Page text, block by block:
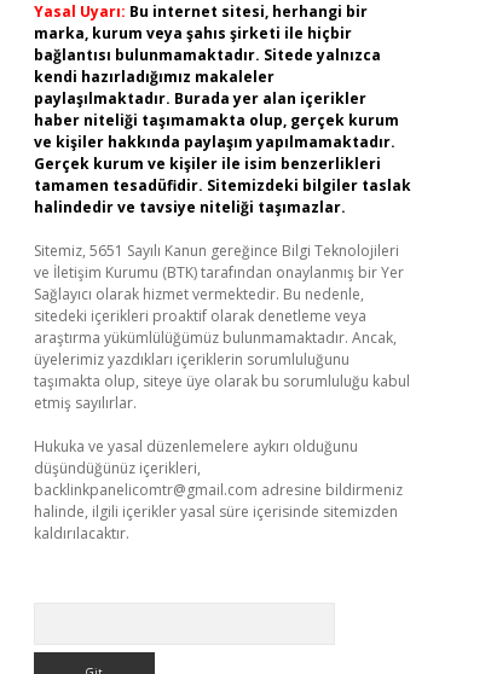
Yasal Uyarı: Bu internet sitesi, herhangi bir
marka, kurum veya şahıs şirketi ile hiçbir
bağlantısı bulunmamaktadır. Sitede yalnızca
kendi hazırladığımız makaleler
paylaşılmaktadır. Burada yer alan içerikler
haber niteliği taşımamakta olup, gerçek kurum
ve kişiler hakkında paylaşım yapılmamaktadır.
Gerçek kurum ve kişiler ile isim benzerlikleri
tamamen tesadüfidir. Sitemizdeki bilgiler taslak
halindedir ve tavsiye niteliği taşımazlar.
Sitemiz, 5651 Sayılı Kanun gereğince Bilgi Teknolojileri
ve İletişim Kurumu (BTK) tarafından onaylanmış bir Yer
Sağlayıcı olarak hizmet vermektedir. Bu nedenle,
sitedeki içerikleri proaktif olarak denetleme veya
araştırma yükümlülüğümüz bulunmamaktadır. Ancak,
üyelerimiz yazdıkları içeriklerin sorumluluğunu
taşımakta olup, siteye üye olarak bu sorumluluğu kabul
etmiş sayılırlar.
Hukuka ve yasal düzenlemelere aykırı olduğunu
düşündüğünüz içerikleri,
backlinkpanelicomtr@gmail.com adresine bildirmeniz
halinde, ilgili içerikler yasal süre içerisinde sitemizden
kaldırılacaktır.